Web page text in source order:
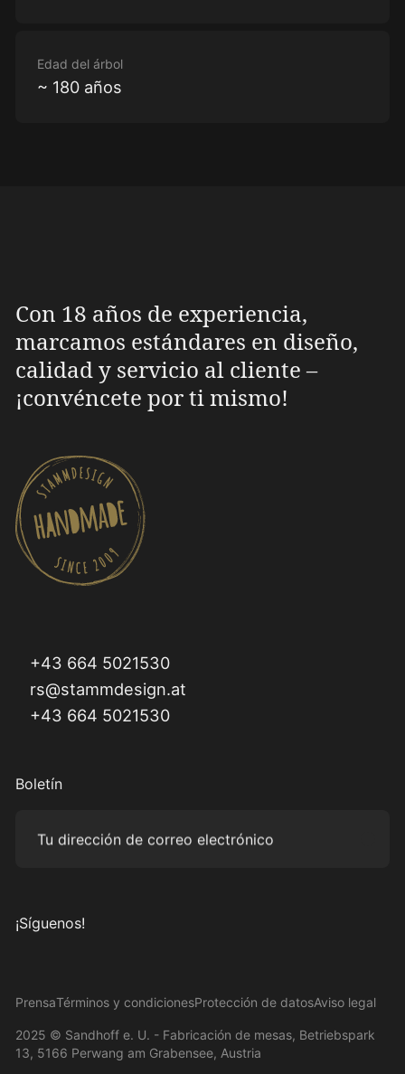
Edad del árbol
~ 180 años
Con 18 años de experiencia,
marcamos estándares en diseño,
calidad y servicio al cliente –
¡convéncete por ti mismo!
+43 664 5021530
rs@stammdesign.at
+43 664 5021530
Boletín
Tu dirección de correo electrónico
¡Síguenos!
PrensaTérminos y condicionesProtección de datosAviso legal
2025 © Sandhoff e. U. - Fabricación de mesas, Betriebspark
13, 5166 Perwang am Grabensee, Austria